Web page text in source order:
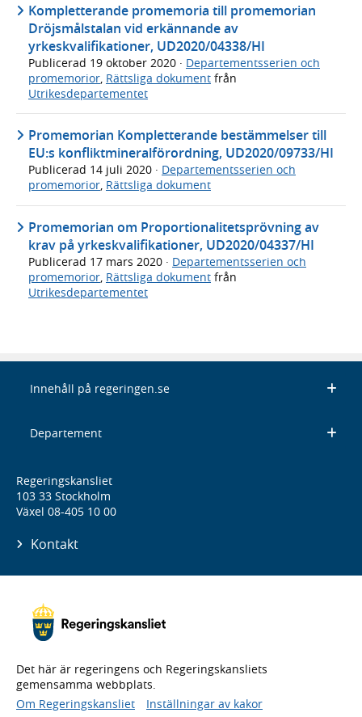
Kompletterande promemoria till promemorian
Dröjsmålstalan vid erkännande av
yrkeskvalifikationer, UD2020/04338/HI
Publicerad 19 oktober 2020 · Departementsserien och
promemorior Rättsliga dokument från
Utrikesdepartementet
Promemorian Kompletterande bestämmelser till
EU:s konfliktmineralförordning, UD2020/09733/HI
Publicerad 14 juli 2020 · Departementsserien och
promemorior, Rättsliga dokument
Promemorian om Proportionalitetsprövning av
krav på yrkeskvalifikationer, UD2020/04337/HI
Publicerad 17 mars 2020 · Departementsserien och
promemorior, Rättsliga dokument från
Utrikesdepartementet
Innehåll på regeringen.se
Departement
Regeringskansliet
103 33 Stockholm
Växel 08-405 10 00
Kontakt
Det här är regeringens och Regeringskansliets
gemensamma webbplats.
Om Regeringskansliet
Inställningar av kakor